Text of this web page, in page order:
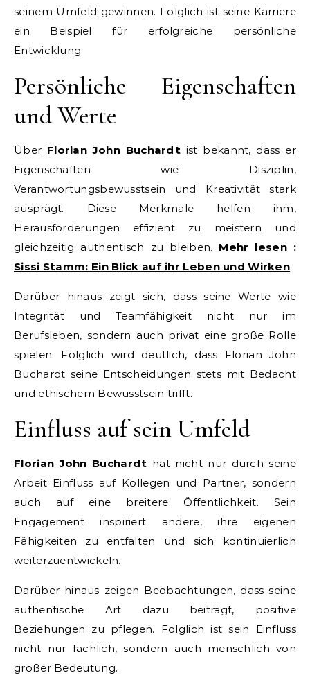
seinem Umfeld gewinnen. Folglich ist seine Karriere
ein Beispiel für erfolgreiche persönliche
Entwicklung.
Persönliche Eigenschaften
und Werte
Über Florian John Buchardt ist bekannt, dass er
Eigenschaften wie Disziplin,
Verantwortungsbewusstsein und Kreativität stark
ausprägt. Diese Merkmale helfen ihm,
Herausforderungen effizient zu meistern und
gleichzeitig authentisch zu bleiben. Mehr lesen :
Sissi Stamm: Ein Blick auf ihr Leben und Wirken
Darüber hinaus zeigt sich, dass seine Werte wie
Integrität und Teamfähigkeit nicht nur im
Berufsleben, sondern auch privat eine große Rolle
spielen. Folglich wird deutlich, dass Florian John
Buchardt seine Entscheidungen stets mit Bedacht
und ethischem Bewusstsein trifft.
Einfluss auf sein Umfeld
Florian John Buchardt hat nicht nur durch seine
Arbeit Einfluss auf Kollegen und Partner, sondern
auch auf eine breitere Öffentlichkeit. Sein
Engagement inspiriert andere, ihre eigenen
Fähigkeiten zu entfalten und sich kontinuierlich
weiterzuentwickeln.
Darüber hinaus zeigen Beobachtungen, dass seine
authentische Art dazu beiträgt, positive
Beziehungen zu pflegen. Folglich ist sein Einfluss
nicht nur fachlich, sondern auch menschlich von
großer Bedeutung.